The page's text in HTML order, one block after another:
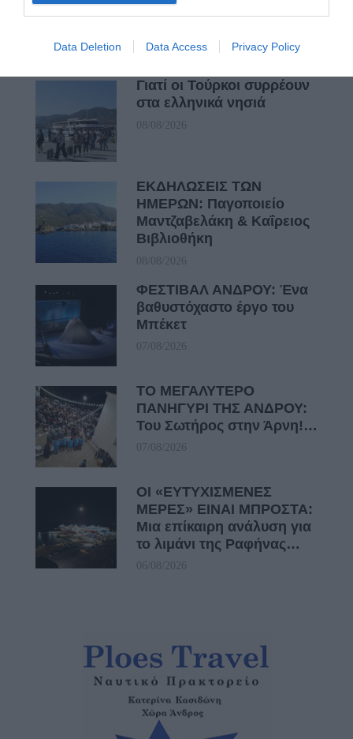
Data Deletion Data Access Privacy Policy
Πρόσφατα Άρθρα
Γιατί οι Τούρκοι συρρέουν
στα ελληνικά νησιά
08/08/2026
ΕΚΔΗΛΩΣΕΙΣ ΤΩΝ
ΗΜΕΡΩΝ: Παγοποιείο
Μαντζαβελάκη & Καΐρειος
Βιβλιοθήκη
08/08/2026
ΦΕΣΤΙΒΑΛ ΑΝΔΡΟΥ: Ένα
βαθυστόχαστο έργο του
Μπέκετ
07/08/2026
ΤΟ ΜΕΓΑΛΥΤΕΡΟ
ΠΑΝΗΓΥΡΙ ΤΗΣ ΑΝΔΡΟΥ:
Του Σωτήρος στην Άρνη!…
07/08/2026
ΟΙ «ΕΥΤΥΧΙΣΜΕΝΕΣ
ΜΕΡΕΣ» ΕΙΝΑΙ ΜΠΡΟΣΤΑ:
Μια επίκαιρη ανάλυση για
το λιμάνι της Ραφήνας…
06/08/2026